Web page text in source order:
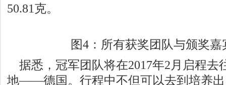
50.81克。
图4：所有获奖团队与颁奖
据悉，冠军团队将在2017年2月启程去
地——德国。行程中不但可以去到培养出